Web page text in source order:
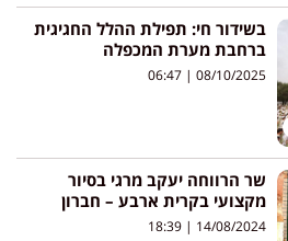
בשידור חי: תפילת ההלל החגיגית
ברחבת מערת המכפלה
08/10/2025
שר הרווחה יעקב מרגי בסיור
מקצועי בקרית ארבע – חברון
14/08/2024